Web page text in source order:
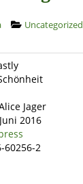
Uncategorized
Jager
2016
60256-2